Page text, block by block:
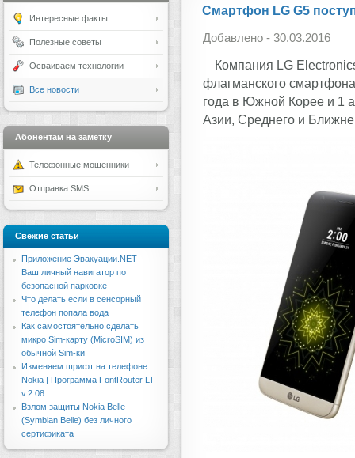
Смартфон LG G5
Добавлено - 30.03.2016
Компания LG
флагманского
года в Южной Корее и 1
Азии, Среднего и
Интересные факты
Полезные советы
Осваиваем технологии
Все новости
Абонентам на заметку
Телефонные мошенники
Отправка SMS
Свежие статьи
Приложение Эвакуации.NET –
Ваш личный навигатор по
безопасной парковке
Что делать если в сенсорный
телефон попала вода
Как самостоятельно сделать
микро Sim-карту (MicroSIM) из
обычной Sim-ки
Изменяем шрифт на телефоне
Nokia | Программа FontRouter LT
v.2.08
Взлом защиты Nokia Belle
(Symbian Belle) без личного
сертификата